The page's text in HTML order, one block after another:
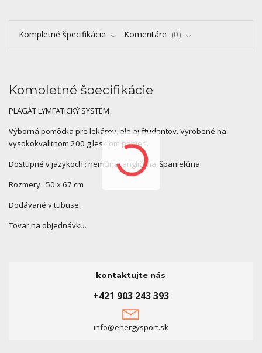
Kompletné špecifikácie Komentáre 0
Kompletné špecifikácie
PLAGÁT LYMFATICKÝ SYSTÉM
Výborná pomôcka pre lekárov, ale aj študentov. Vyrobené na
vysokokvalitnom 200 g lesklom papieri.
Dostupné v jazykoch : nemčina, angličtina, španielčina
Rozmery : 50 x 67 cm
Dodávané v tubuse.
Tovar na objednávku.
kontaktujte nás
+421 903 243 393
info@energysport.sk